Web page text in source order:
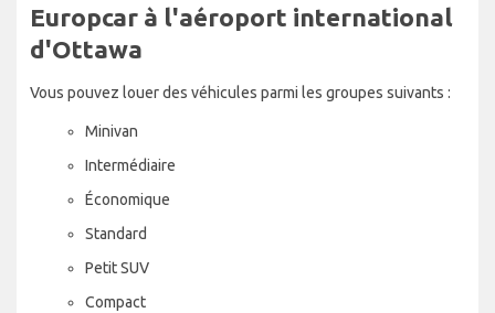
Europcar à l'aéroport international
d'Ottawa
Vous pouvez louer des véhicules parmi les groupes suivants :
Minivan
Intermédiaire
Économique
Standard
Petit SUV
Compact